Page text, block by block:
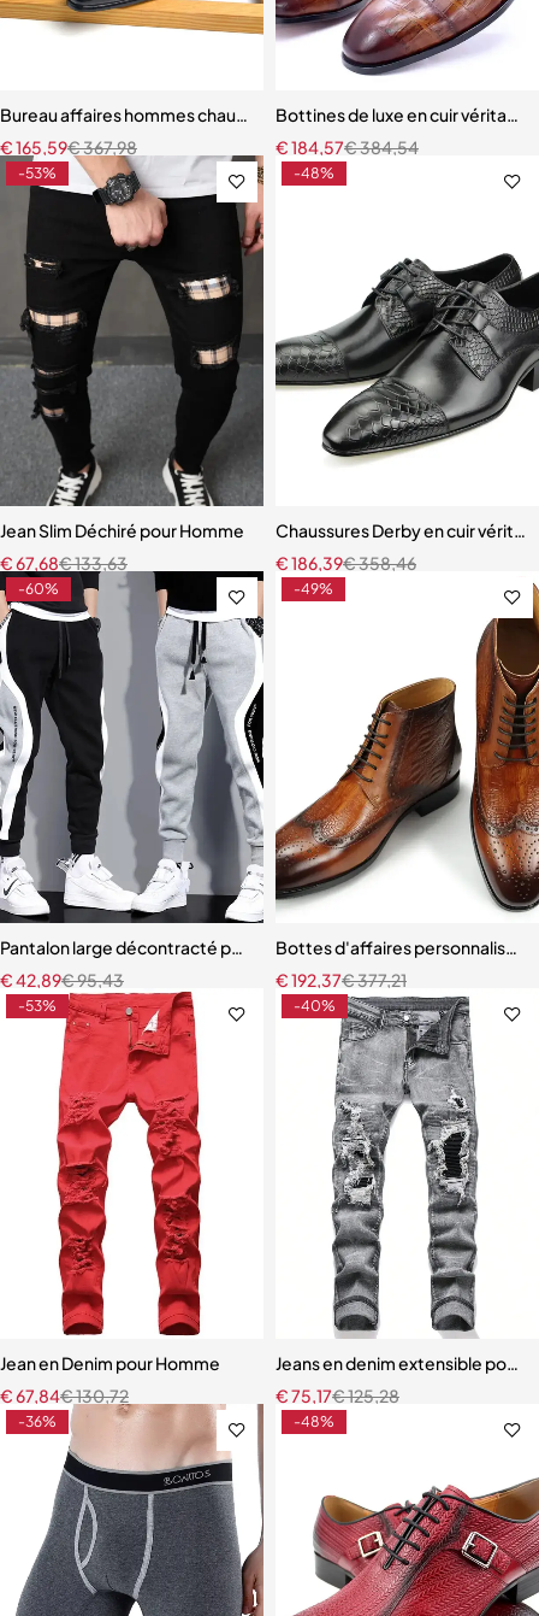
Bureau affaires hommes chaussures couche supérieure en cuir de
€367,98
€165,59
Bottines de luxe en cuir
€384,54
€184,57
-53%
Jean Slim Déchiré pour Homme
€133,63
€67,68
-48%
Chaussures Derby en cuir
€358,46
€186,39
-60%
Pantalon large décontracté pour homme
€95,43
€42,89
-49%
Bottes d'affaires personnalisées
€377,21
€192,37
-53%
Jean en Denim pour Homme
€130,72
€67,84
-40%
Jeans en denim extensible pour
€125,28
€75,17
-36% -48%